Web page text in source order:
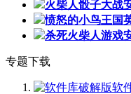
火柴人骰子大战
愤怒的小鸟王国
杀死火柴人游戏
专题下载